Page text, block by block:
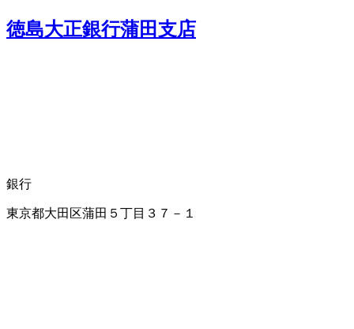
徳島大正銀行蒲田支店
銀行
東京都大田区蒲田５丁目３７－１